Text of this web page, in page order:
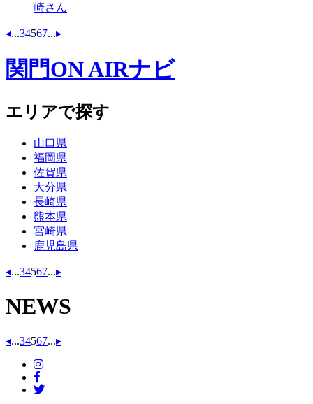
崎さん
◂...34567...▸
関門ON AIRナビ
エリアで探す
山口県
福岡県
佐賀県
大分県
長崎県
熊本県
宮崎県
鹿児島県
◂...34567...▸
NEWS
◂...34567...▸